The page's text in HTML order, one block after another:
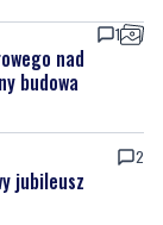
1
nad
budowa
2
jubileusz